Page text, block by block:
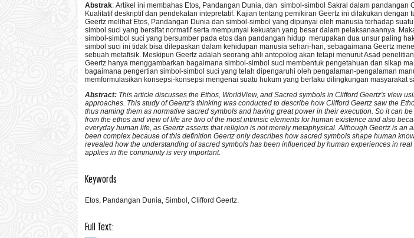
Abstrak: Artikel ini membahas Etos, Pandangan Dunia, dan simbol-simbol Sakral dalam pandangan
Kualitatif deskriptif dan pendekatan intepretatif. Kajian tentang pemikiran Geertz ini dilakukan
Geertz melihat Etos, Pandangan Dunia dan simbol-simbol yang dipunyai oleh manusia terhadap
simbol suci yang bersifat normatif serta mempunyai kekuatan yang besar dalam pelaksanaannya.
simbol-simbol suci yang bersumber pada etos dan pandangan hidup merupakan dua unsur paling
simbol suci ini tidak bisa dilepaskan dalam kehidupan manusia sehari-hari, sebagaimana Geertz
sebuah metafisik. Meskipun Geertz adalah seorang ahli antopolog akan tetapi menurut Asad
Geertz hanya menggambarkan bagaimana simbol-simbol suci membentuk pengetahuan dan sikap
bagaimana pengertian simbol-simbol suci yang telah dipengaruhi oleh pengalaman-pengalaman
memformulasikan konsepsi-konsepsi mengenai suatu hukum yang berlaku dilingkungan masyarakat
Abstract: This article discusses the Ethos, WorldView, and Sacred symbols in Clifford Geertz's view
approaches. This study of Geertz's thinking was conducted to describe how Clifford Geertz saw the
thus naming them as normative sacred symbols and having great power in their execution. So it can
from the ethos and view of life are two of the most intrinsic elements for human existence and also
everyday human life, as Geertz asserts that religion is not merely metaphysical. Although Geertz is an
been complex because of this definition Geertz only describes how sacred symbols shape human
revealed how the understanding of sacred symbols has been influenced by human experiences in
applies in the community is very important.
Keywords
Etos, Pandangan Dunia, Simbol, Clifford Geertz.
Full Text: